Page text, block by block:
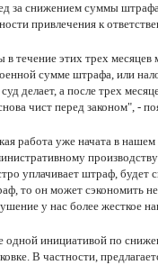
за снижением суммы
привлечения к
течение этих трех месяцев
сумме штрафа, или
суд делает, а после трех
чист перед законом", -
работа уже начата в
уплачивает штраф, будет
то он может сэкономить
у нас более жесткое
одной инициативой по
В частности,